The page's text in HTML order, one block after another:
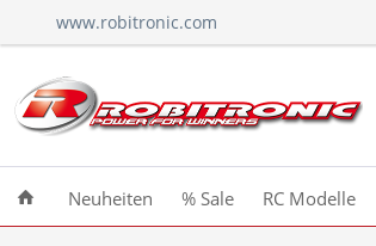
www.robitronic.com
Neuheiten % Sale RC Modelle